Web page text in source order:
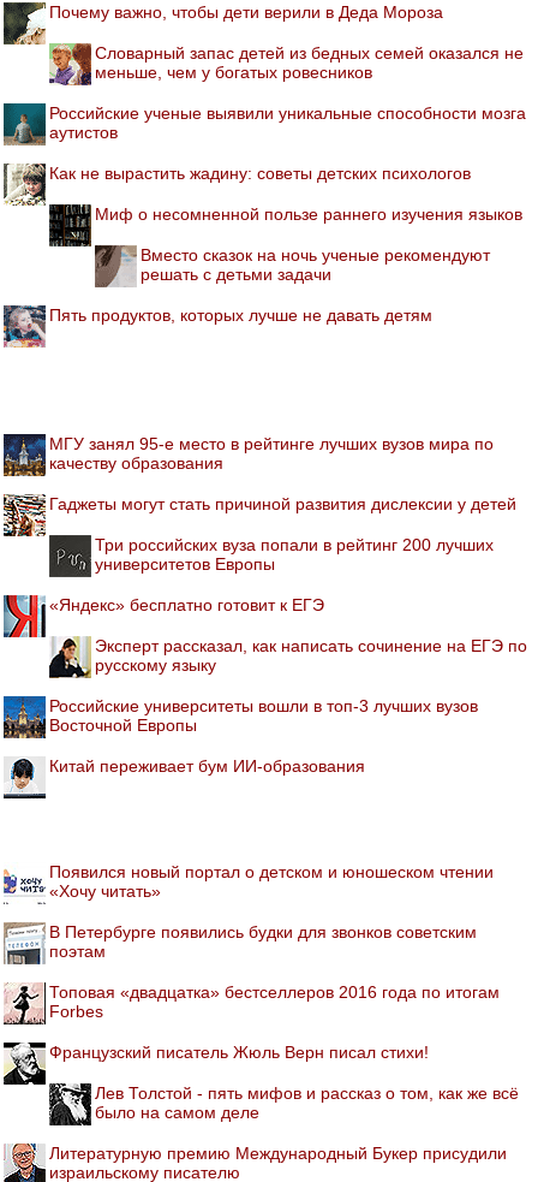
Почему важно, чтобы дети верили в Деда Мороза
Словарный запас детей из бедных семей оказался не
меньше, чем у богатых ровесников
Российские ученые выявили уникальные способности мозга
аутистов
Как не вырастить жадину: советы детских психологов
Миф о несомненной пользе раннего изучения языков
Вместо сказок на ночь ученые рекомендуют
решать с детьми задачи
Пять продуктов, которых лучше не давать детям
МГУ занял 95-е место в рейтинге лучших вузов мира по
качеству образования
Гаджеты могут стать причиной развития дислексии у детей
Три российских вуза попали в рейтинг 200 лучших
университетов Европы
«Яндекс» бесплатно готовит к ЕГЭ
Эксперт рассказал, как написать сочинение на ЕГЭ по
русскому языку
Российские университеты вошли в топ-3 лучших вузов
Восточной Европы
Китай переживает бум ИИ-образования
Появился новый портал о детском и юношеском чтении
«Хочу читать»
В Петербурге появились будки для звонков советским
поэтам
Топовая «двадцатка» бестселлеров 2016 года по итогам
Forbes
Французский писатель Жюль Верн писал стихи!
Лев Толстой - пять мифов и рассказ о том, как же всё
было на самом деле
Литературную премию Международный Букер присудили
израильскому писателю